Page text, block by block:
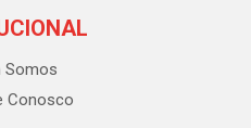
Somos
Conosco